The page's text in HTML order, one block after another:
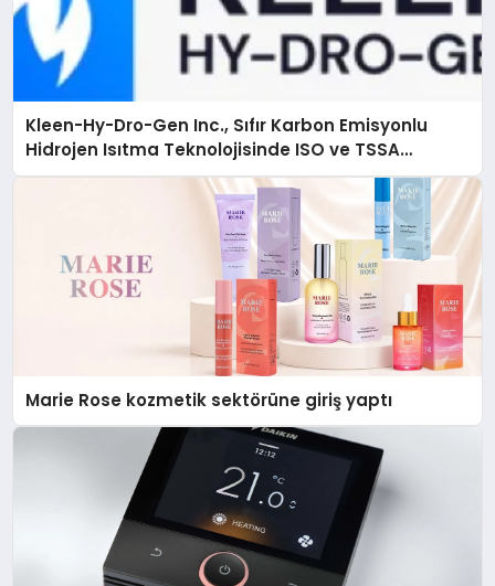
Kleen-Hy-Dro-Gen Inc., Sıfır Karbon Emisyonlu
Hidrojen Isıtma Teknolojisinde ISO ve TSSA
Düzenleyici Onaylarını Aldı
Marie Rose kozmetik sektörüne giriş yaptı